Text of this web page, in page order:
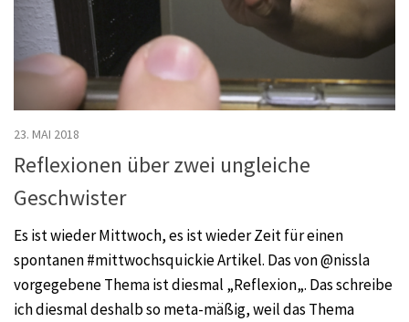
23. MAI 2018
Reflexionen über zwei ungleiche
Geschwister
Es ist wieder Mittwoch, es ist wieder Zeit für einen
spontanen #mittwochsquickie Artikel. Das von @nissla
vorgegebene Thema ist diesmal „Reflexion„. Das schreibe
ich diesmal deshalb so meta-mäßig, weil das Thema